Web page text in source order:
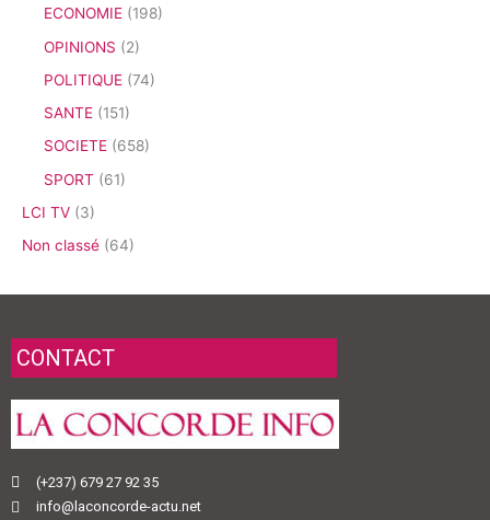
ECONOMIE (198)
OPINIONS (2)
POLITIQUE (74)
SANTE (151)
SOCIETE (658)
SPORT (61)
LCI TV (3)
Non classé (64)
CONTACT
(+237) 679 27 92 35
info@laconcorde-actu.net